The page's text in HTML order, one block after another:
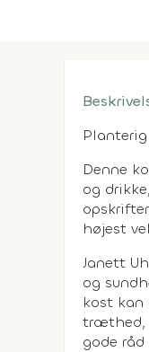
Denne
og
højest
Janett
og
kost
træthed,
gode